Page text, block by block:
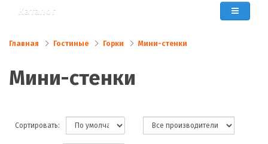
Каталог
Главная Гостиные Горки Мини-стенки
Мини-стенки
Сортировать: